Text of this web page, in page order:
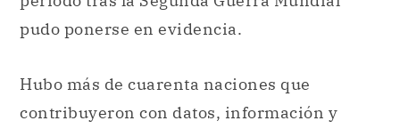
pudo ponerse en evidencia.
Hubo más de cuarenta naciones que
contribuyeron con datos, información y